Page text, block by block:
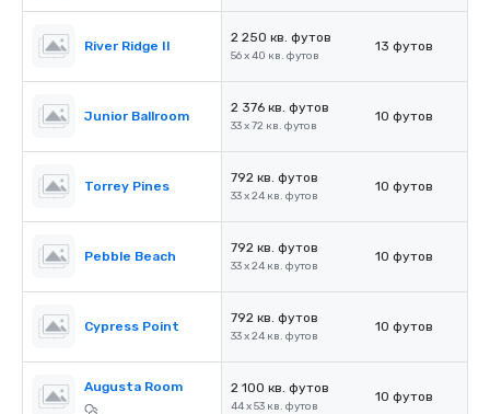
River Ridge II
2 250 кв. футов
56 x 40 кв. футов
13 футов
Junior Ballroom
2 376 кв. футов
33 x 72 кв. футов
10 футов
Torrey Pines
792 кв. футов
33 x 24 кв. футов
10 футов
Pebble Beach
792 кв. футов
33 x 24 кв. футов
10 футов
Cypress Point
792 кв. футов
33 x 24 кв. футов
10 футов
Augusta Room 2 100 кв. футов
44 x 53 кв. футов
10 футов